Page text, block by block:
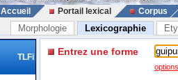
Accueil Portail lexical Corpus
Morphologie Lexicographie
TLFi Entrez une forme